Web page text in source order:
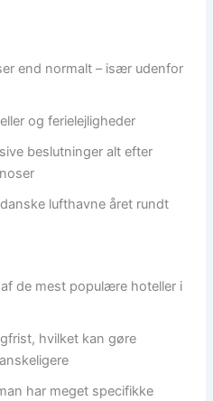
end normalt – især udenfor
og ferielejligheder
beslutninger alt efter
lufthavne året rundt
de mest populære hoteller i
hvilket kan gøre
har meget specifikke